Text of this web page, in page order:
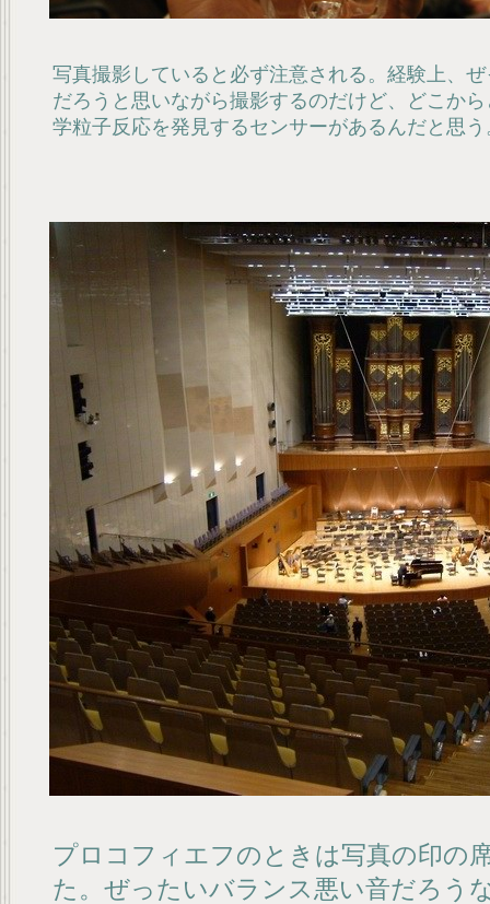
写真撮影していると必ず注意される。経験上、
だろうと思いながら撮影するのだけど、どこか
学粒子反応を発見するセンサーがあるんだと思う
プロコフィエフのときは写真の印の
た。ぜったいバランス悪い音だろう